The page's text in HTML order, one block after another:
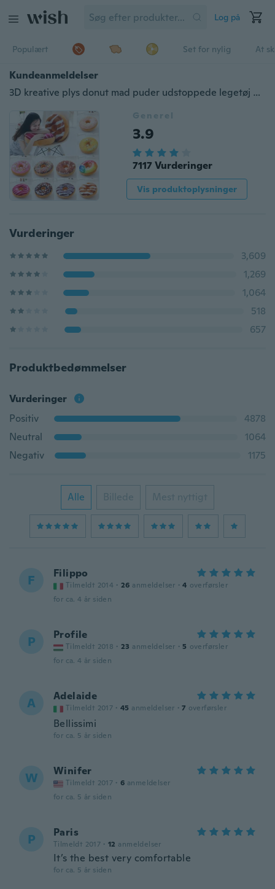
Log på
Populært Set for nylig At
Kundeanmeldelser
3D kreative plys donut mad puder udstoppede legetøj dukker sjove tegneserie donuts puder dække plys søde chokolader sofa og stol rygpuder bilmatter
Generel
3.9
7117 Vurderinger
Vis produktoplysninger
Vurderinger
3,609
1,269
1,064
518
657
Produktbedømmelser
Vurderinger
Positiv
4878
Neutral
1064
Negativ
1175
Alle Billede Mest nyttigt
F Filippo
Tilmeldt 2014 · 26 anmeldelser · 4 overførsler
for ca. 4 år siden
P Profile
Tilmeldt 2018 · 23 anmeldelser · 5 overførsler
for ca. 4 år siden
A Adelaide
Tilmeldt 2017 · 45 anmeldelser · 7 overførsler
Bellissimi
for ca. 5 år siden
W Winifer
Tilmeldt 2017 · 6 anmeldelser
for ca. 5 år siden
P Paris
Tilmeldt 2017 · 12 anmeldelser
It’s the best very comfortable
for ca. 5 år siden